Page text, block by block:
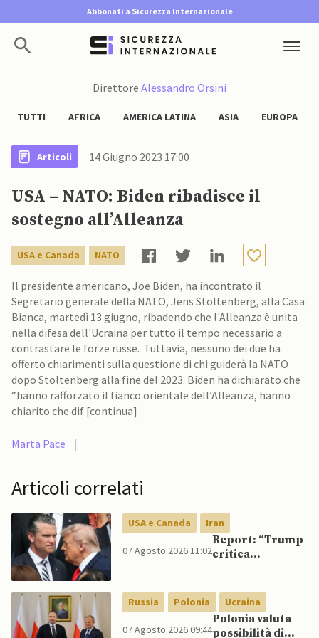
Abbonati a Sicurezza Internazionale
Direttore Alessandro Orsini
TUTTI AFRICA AMERICA LATINA ASIA EUROPA
Articoli 14 Giugno 2023 17:00
USA – NATO: Biden ribadisce il
sostegno all’Alleanza
USA e Canada NATO
Il presidente americano, Joe Biden, ha incontrato il
Segretario generale della NATO, Jens Stoltenberg, alla Casa
Bianca, martedì 13 giugno, ribadendo che l'Alleanza è unita
nella difesa dell'Ucraina per tutto il tempo necessario a
contrastare le forze russe. Tuttavia, nessuno dei due ha
offerto chiarimenti sulla questione di chi guiderà la NATO
dopo Stoltenberg alla fine del 2023. Biden ha dichiarato che
“hanno rafforzato il fianco orientale dell’Alleanza, hanno
chiarito che dif [continua]
Marta Pace |
Articoli correlati
USA e Canada Iran
07 Agosto 2026 11:02
Report: “Trump
critica
munizioni in
guerra con
l’Iran”
Russia Polonia Ucraina
07 Agosto 2026 09:44
Polonia valuta
possibilità di